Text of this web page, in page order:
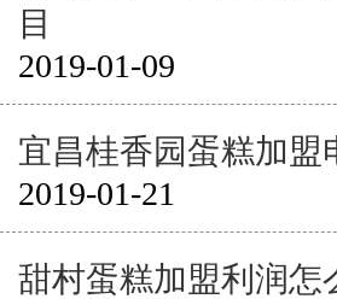
目
2019-01-09
宜昌桂香园蛋糕加
2019-01-21
甜村蛋糕加盟利润怎